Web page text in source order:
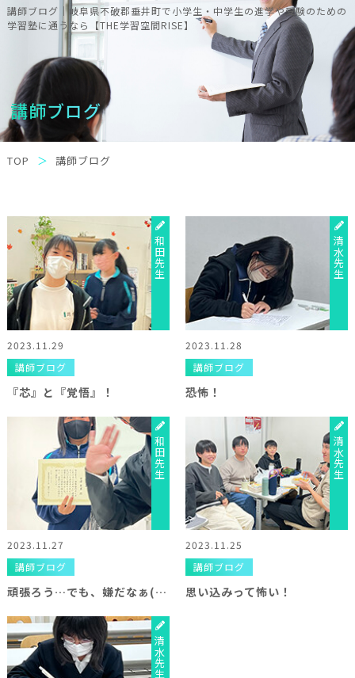
講師ブログ｜岐阜県不破郡垂井町で小学生・中学生の進学や受験のための
学習塾に通うなら【THE学習空間RISE】
講師ブログ
TOP 講師ブログ
和田先生
2023.11.29
講師ブログ
『芯』と『覚悟』！
清水先生
2023.11.28
講師ブログ
恐怖！
和田先生
2023.11.27
講師ブログ
頑張ろう…でも、嫌だなぁ(￣▽￣)
清水先生
2023.11.25
講師ブログ
思い込みって怖い！
清水先生